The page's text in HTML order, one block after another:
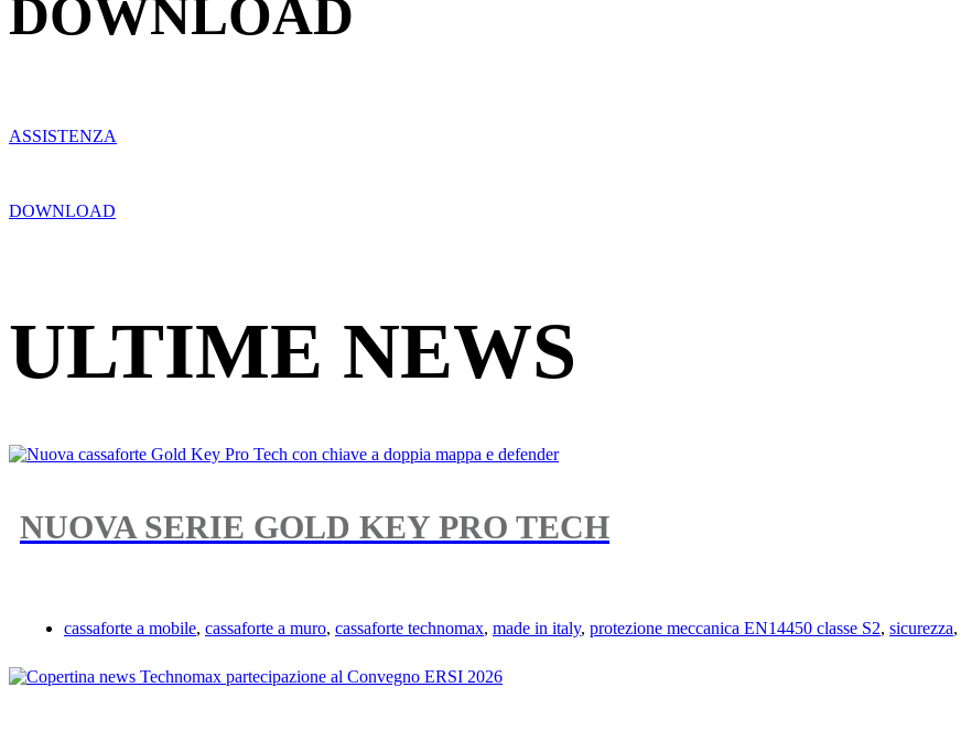
DOWNLOAD
ASSISTENZA
DOWNLOAD
ULTIME NEWS
NUOVA SERIE GOLD KEY PRO TECH
cassaforte a mobile, cassaforte a muro, cassaforte technomax, made in italy, protezione meccanica EN14450 classe S2, sicurezza,